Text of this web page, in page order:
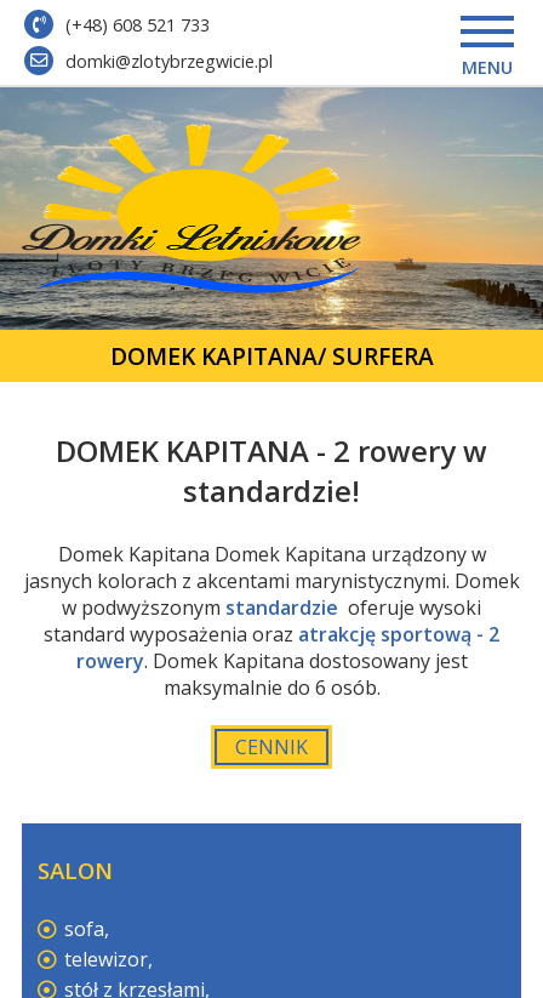
(+48) 608 521 733
domki@zlotybrzegwicie.pl
MENU
DOMEK KAPITANA/ SURFERA
DOMEK KAPITANA - 2 rowery w
standardzie!
Domek Kapitana Domek Kapitana urządzony w
jasnych kolorach z akcentami marynistycznymi. Domek
w podwyższonym standardzie oferuje wysoki
standard wyposażenia oraz atrakcję sportową - 2
rowery. Domek Kapitana dostosowany jest
maksymalnie do 6 osób.
CENNIK
SALON
sofa,
telewizor,
stół z krzesłami,